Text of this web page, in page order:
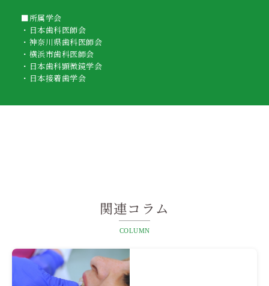
■所属学会
・日本歯科医師会
・神奈川県歯科医師会
・横浜市歯科医師会
・日本歯科顕微鏡学会
・日本接着歯学会
関連コラム
COLUMN